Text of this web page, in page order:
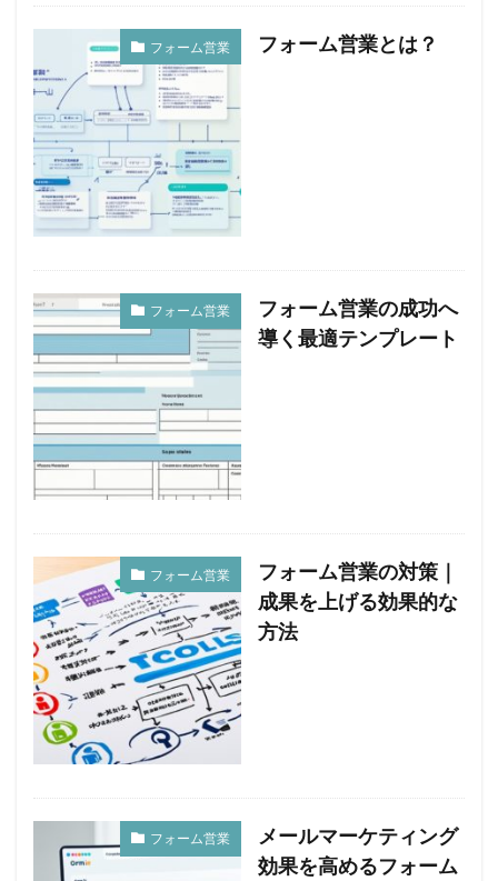
フォーム営業 フォーム営業とは？
フォーム営業
フォーム営業の成功へ
導く最適テンプレート
フォーム営業
フォーム営業の対策｜
成果を上げる効果的な
方法
フォーム営業
メールマーケティング
効果を高めるフォーム